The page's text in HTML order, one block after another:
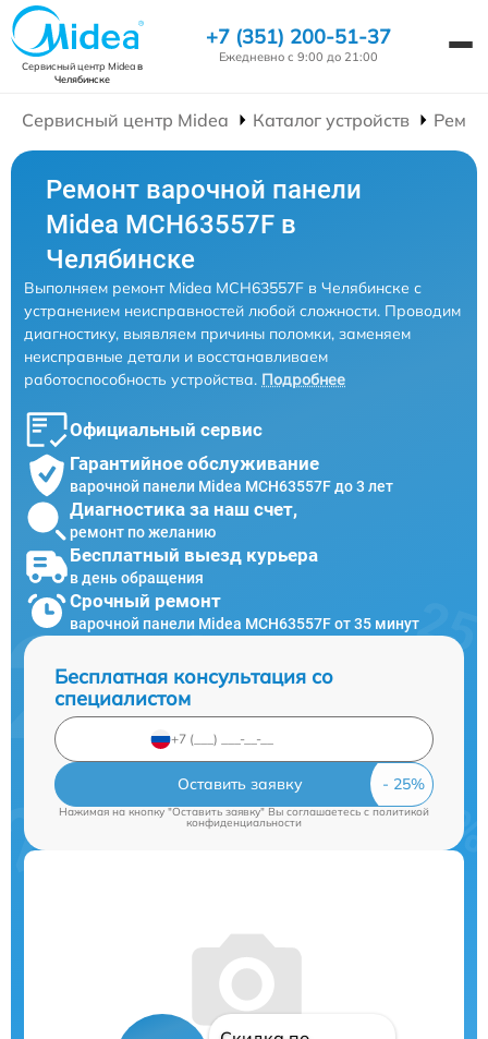
Сервисный центр Mideaв
Челябинске
+7 (351) 200-51-37
Ежедневно с 9:00 до 21:00
Сервисный центр Midea Каталог устройств
Ремонт варочной панели
Midea MCH63557F в
Челябинске
Выполняем ремонт Midea MCH63557F в Челябинске с
устранением неисправностей любой сложности. Проводим
диагностику, выявляем причины поломки, заменяем
неисправные детали и восстанавливаем
работоспособность устройства. Подробнее
Официальный сервис
Гарантийное обслуживание
варочной панели Midea MCH63557F до 3 лет
Диагностика за наш счет,
ремонт по желанию
Бесплатный выезд курьера
в день обращения
Срочный ремонт
варочной панели Midea MCH63557F от 35 минут
Бесплатная консультация со
специалистом
Оставить заявку
Нажимая на кнопку "Оставить заявку" Вы соглашаетесь cполитикой
конфиденциальности